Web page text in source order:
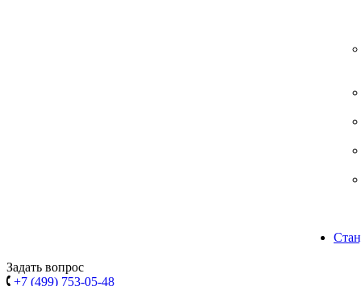
Задать вопрос
+7 (499) 753-05-48